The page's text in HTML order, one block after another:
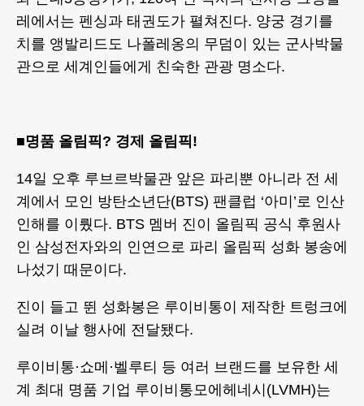
레에서는 펜싱과 태권도가 펼쳐진다. 양궁 경기를
치를 앵발리드도 나폴레옹의 무덤이 있는 군사박물
관으로 세계인들에게 친숙한 관광 명소다.
■명품 올림픽? 경제 올림픽!
14일 오후 루브르박물관 앞은 파리뿐 아니라 전 세
계에서 모인 방탄소년단(BTS) 팬클럽 ‘아미’로 인산
인해를 이뤘다. BTS 멤버 진이 올림픽 공식 후원사
인 삼성전자와의 인연으로 파리 올림픽 성화 봉송에
나섰기 때문이다.
진이 들고 뛴 성화봉은 루이비통이 제작한 트렁크에
실려 이날 행사에 전달됐다.
루이비통·쇼메·벨루티 등 여러 브랜드를 보유한 세
계 최대 명품 기업 루이비통모에헤네시(LVMH)는